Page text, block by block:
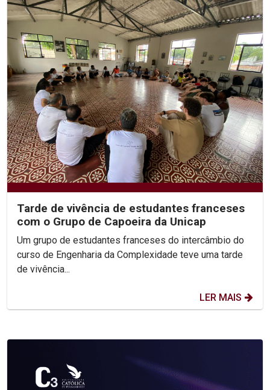
Tarde de vivência de estudantes franceses
com o Grupo de Capoeira da Unicap
Um grupo de estudantes franceses do intercâmbio do
curso de Engenharia da Complexidade teve uma tarde
de vivência...
LER MAIS